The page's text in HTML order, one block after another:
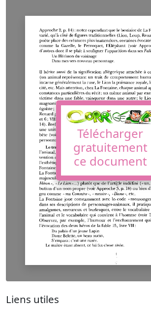
Télécharger
gratuitement
ce document
Liens utiles